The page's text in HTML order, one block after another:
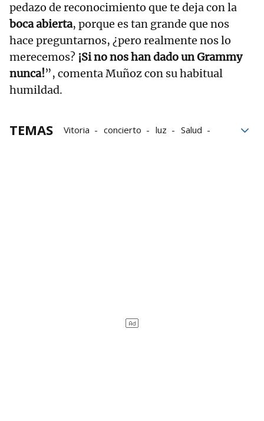
pedazo de reconocimiento que te deja con la
boca abierta, porque es tan grande que nos
hace preguntarnos, ¿pero realmente nos lo
merecemos? ¡Si no nos han dado un Grammy
nunca!”, comenta Muñoz con su habitual
humildad.
TEMAS Vitoria concierto luz
Salud